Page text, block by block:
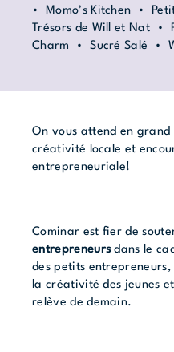
• Momo’s Kitchen •
Trésors de Will et Nat •
Charm • Sucré Salé •
On vous attend en
créativité locale et
entrepreneuriale!
Cominar est fier de
entrepreneursdans le
des petits entrepreneurs,
la créativité des jeunes
relève de demain.